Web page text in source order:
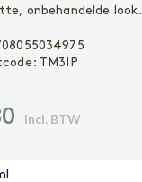
vloer
vloer
onbehandelde look.
TM3IP
Incl. BTW